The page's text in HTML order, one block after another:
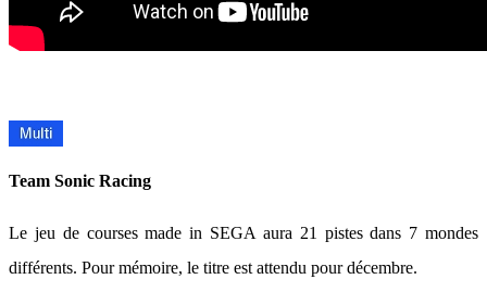
Team Sonic Racing
Le jeu de courses made in SEGA aura 21 pistes dans 7 mondes
différents. Pour mémoire, le titre est attendu pour décembre.